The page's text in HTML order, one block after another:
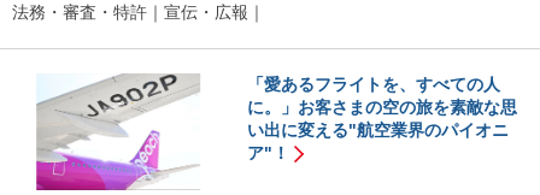
法務・審査・特許
宣伝・広報
「愛あるフライトを、すべての人
に。」お客さまの空の旅を素敵な思
い出に変える"航空業界のパイオニ
ア"！